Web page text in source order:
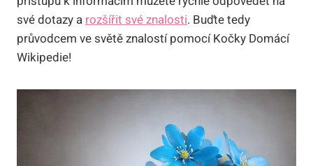
své dotazy a rozšířit své znalosti. Buďte tedy
průvodcem ve světě znalostí pomocí Kočky Domácí
Wikipedie!